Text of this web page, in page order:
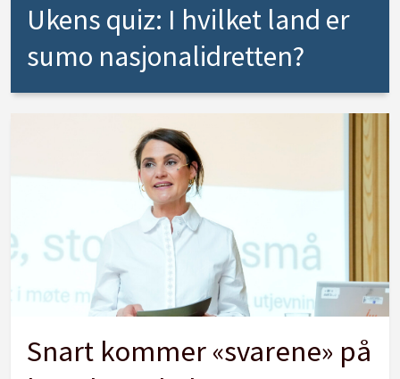
Ukens quiz: I hvilket land er
sumo nasjonalidretten?
Snart kommer «svarene» på